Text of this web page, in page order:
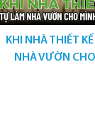
KHI NHÀ THIẾT
NHÀ VƯỜN